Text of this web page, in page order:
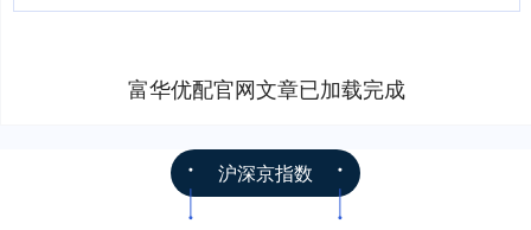
富华优配官网文章已加载完成
沪深京指数